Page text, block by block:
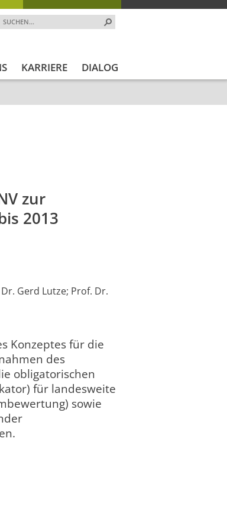
KARRIERE DIALOG
zur
2013
Gerd Lutze; Prof. Dr.
Konzeptes für die
des
obligatorischen
für landesweite
sowie